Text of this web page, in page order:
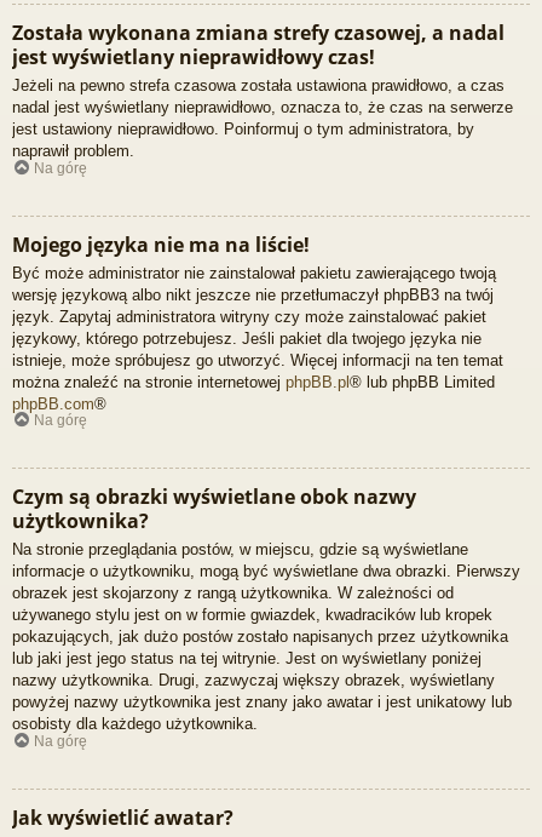
Została wykonana zmiana strefy czasowej, a nadal
jest wyświetlany nieprawidłowy czas!
Jeżeli na pewno strefa czasowa została ustawiona prawidłowo, a czas
nadal jest wyświetlany nieprawidłowo, oznacza to, że czas na serwerze
jest ustawiony nieprawidłowo. Poinformuj o tym administratora, by
naprawił problem.
Na górę
Mojego języka nie ma na liście!
Być może administrator nie zainstalował pakietu zawierającego twoją
wersję językową albo nikt jeszcze nie przetłumaczył phpBB3 na twój
język. Zapytaj administratora witryny czy może zainstalować pakiet
językowy, którego potrzebujesz. Jeśli pakiet dla twojego języka nie
istnieje, może spróbujesz go utworzyć. Więcej informacji na ten temat
można znaleźć na stronie internetowej phpBB.pl ® lub phpBB Limited
phpBB.com®
Na górę
Czym są obrazki wyświetlane obok nazwy
użytkownika?
Na stronie przeglądania postów, w miejscu, gdzie są wyświetlane
informacje o użytkowniku, mogą być wyświetlane dwa obrazki. Pierwszy
obrazek jest skojarzony z rangą użytkownika. W zależności od
używanego stylu jest on w formie gwiazdek, kwadracików lub kropek
pokazujących, jak dużo postów zostało napisanych przez użytkownika
lub jaki jest jego status na tej witrynie. Jest on wyświetlany poniżej
nazwy użytkownika. Drugi, zazwyczaj większy obrazek, wyświetlany
powyżej nazwy użytkownika jest znany jako awatar i jest unikatowy lub
osobisty dla każdego użytkownika.
Na górę
Jak wyświetlić awatar?